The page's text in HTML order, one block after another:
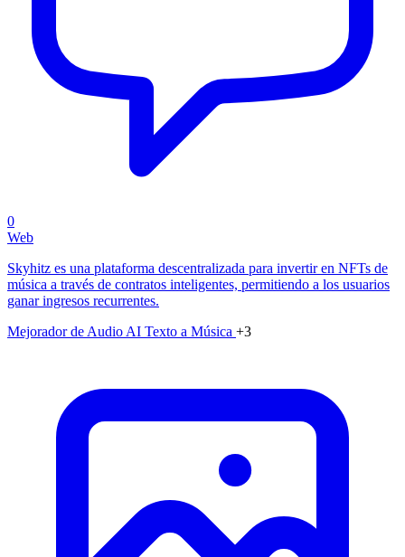
0
Web
Skyhitz es una plataforma descentralizada para invertir en NFTs de
música a través de contratos inteligentes, permitiendo a los usuarios
ganar ingresos recurrentes.
Mejorador de Audio AI Texto a Música +3